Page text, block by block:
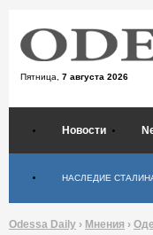
Пятница, 7 августа 2026
Новости
НАСЛЕДИЕ
Odessa Daily › Мнения ›